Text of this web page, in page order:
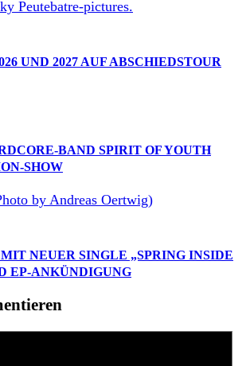
UND 2027 AUF ABSCHIEDSTOUR
BAND SPIRIT OF YOUTH
SHOW
NEUER SINGLE „SPRING INSIDE
EP-ANKÜNDIGUNG